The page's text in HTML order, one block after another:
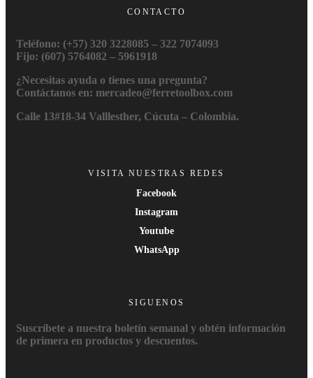
CONTACTO
Teléfono: (+57) 320 3228085 – 322 7074093
Fijo: (607) 5764082 – 5961918
¿Necesitas ayuda o tienes una pregunta?
Contáctanos en: mercadeo@ferretoolbox.com
Calle 13#18-34 Valllesther, Cúcuta – Colombia.
VISITA NUESTRAS REDES
Facebook
Instagram
Youtube
WhatsApp
SIGUENOS
Suscríbete a nuestra boletín semanal y obtén información
de primera en productos y descuentos.